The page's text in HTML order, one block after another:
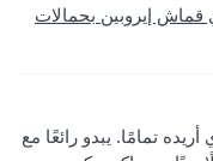
إيروبين بحمالات
تمامًا. يبدو رائعًا مع